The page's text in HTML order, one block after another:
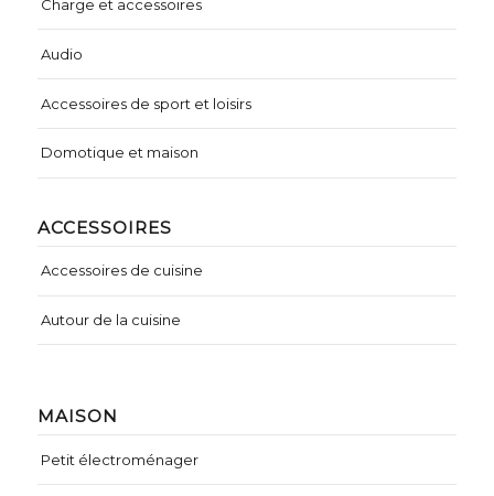
MAISON
Petit électroménager
Charge et accessoires
Audio
Accessoires de sport et loisirs
Domotique et maison
ACCESSOIRES
Accessoires de cuisine
Autour de la cuisine